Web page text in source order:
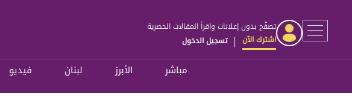
تصفّح بدون إعلانات واقرأ المقالات الحصرية
اشترك الآن | تسجيل الدخول
مباشر الأبرز لبنان فيديو